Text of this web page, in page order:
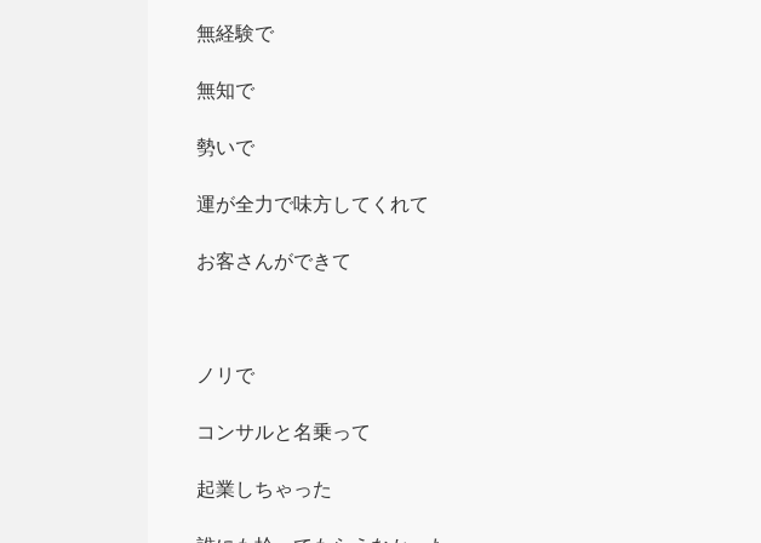
無経験で
無知で
勢いで
運が全力で味方してくれて
お客さんができて
ノリで
コンサルと名乗って
起業しちゃった